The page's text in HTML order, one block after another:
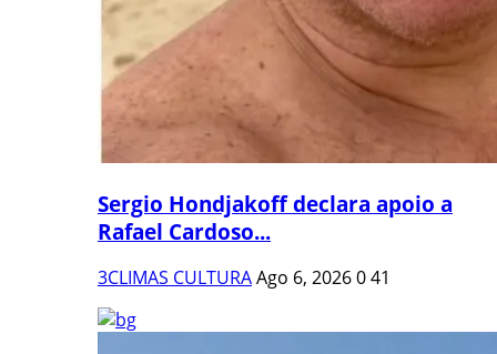
Sergio Hondjakoff declara apoio a
Rafael Cardoso...
3CLIMAS CULTURAAgo 6, 2026041